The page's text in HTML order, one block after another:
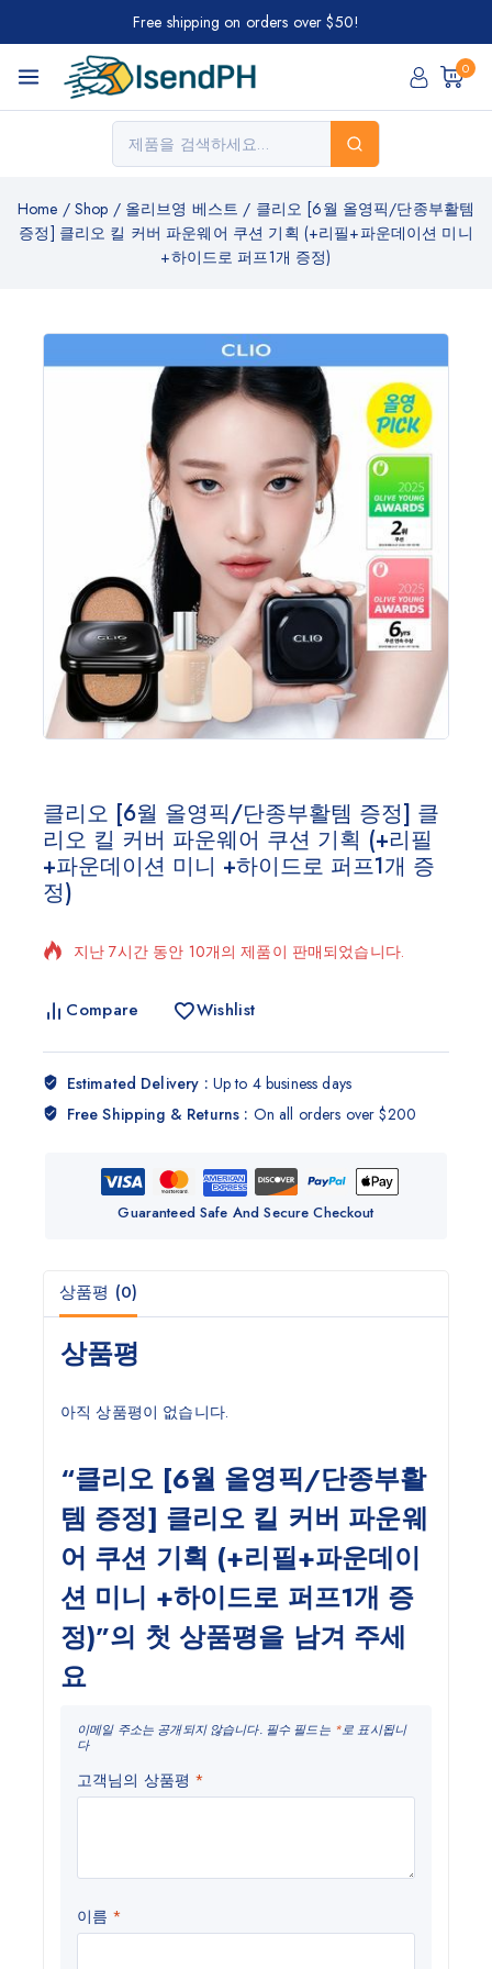
Free shipping on orders over $50!
0
Home / Shop / 올리브영 베스트 / 클리오 [6월 올영픽/단종부활템
증정] 클리오 킬 커버 파운웨어 쿠션 기획 (+리필+파운데이션 미니
+하이드로 퍼프1개 증정)
클리오 [6월 올영픽/단종부활템 증정] 클
리오 킬 커버 파운웨어 쿠션 기획 (+리필
+파운데이션 미니 +하이드로 퍼프1개 증
정)
지난 7시간 동안 10개의 제품이 판매되었습니다.
빠르게 판매 중! 6명 이상이 장바구니에 담았습니다.
Compare Wishlist
Estimated Delivery : Up to 4 business days
Free Shipping & Returns : On all orders over $200
Guaranteed Safe And Secure Checkout
상품평 (0)
상품평
아직 상품평이 없습니다.
“클리오 [6월 올영픽/단종부활
템 증정] 클리오 킬 커버 파운웨
어 쿠션 기획 (+리필+파운데이
션 미니 +하이드로 퍼프1개 증
정)”의 첫 상품평을 남겨 주세
요
이메일 주소는 공개되지 않습니다. 필수 필드는 *로 표시됩니
다
고객님의 상품평 *
이름 *